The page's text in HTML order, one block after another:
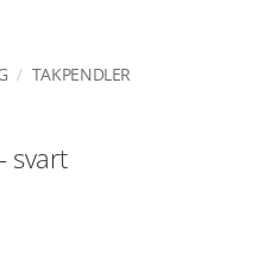
/ TAKPENDLER
svart